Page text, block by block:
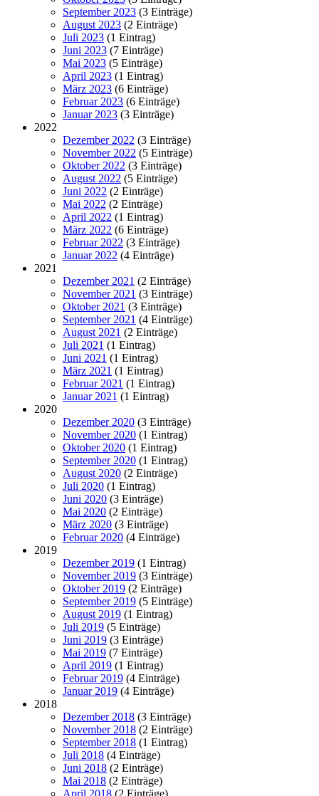
September 2023 (3 Einträge)
August 2023 (2 Einträge)
Juli 2023 (1 Eintrag)
Juni 2023 (7 Einträge)
Mai 2023 (5 Einträge)
April 2023 (1 Eintrag)
März 2023 (6 Einträge)
Februar 2023 (6 Einträge)
Januar 2023 (3 Einträge)
2022
Dezember 2022 (3 Einträge)
November 2022 (5 Einträge)
Oktober 2022 (3 Einträge)
August 2022 (5 Einträge)
Juni 2022 (2 Einträge)
Mai 2022 (2 Einträge)
April 2022 (1 Eintrag)
März 2022 (6 Einträge)
Februar 2022 (3 Einträge)
Januar 2022 (4 Einträge)
2021
Dezember 2021 (2 Einträge)
November 2021 (3 Einträge)
Oktober 2021 (3 Einträge)
September 2021 (4 Einträge)
August 2021 (2 Einträge)
Juli 2021 (1 Eintrag)
Juni 2021 (1 Eintrag)
März 2021 (1 Eintrag)
Februar 2021 (1 Eintrag)
Januar 2021 (1 Eintrag)
2020
Dezember 2020 (3 Einträge)
November 2020 (1 Eintrag)
Oktober 2020 (1 Eintrag)
September 2020 (1 Eintrag)
August 2020 (2 Einträge)
Juli 2020 (1 Eintrag)
Juni 2020 (3 Einträge)
Mai 2020 (2 Einträge)
März 2020 (3 Einträge)
Februar 2020 (4 Einträge)
2019
Dezember 2019 (1 Eintrag)
November 2019 (3 Einträge)
Oktober 2019 (2 Einträge)
September 2019 (5 Einträge)
August 2019 (1 Eintrag)
Juli 2019 (5 Einträge)
Juni 2019 (3 Einträge)
Mai 2019 (7 Einträge)
April 2019 (1 Eintrag)
Februar 2019 (4 Einträge)
Januar 2019 (4 Einträge)
2018
Dezember 2018 (3 Einträge)
November 2018 (2 Einträge)
September 2018 (1 Eintrag)
Juli 2018 (4 Einträge)
Juni 2018 (2 Einträge)
Mai 2018 (2 Einträge)
April 2018 (2 Einträge)